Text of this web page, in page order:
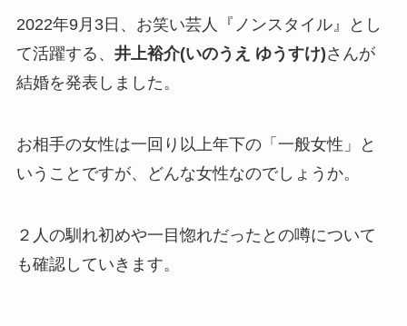
2022年9月3日、お笑い芸人『ノンスタイル』とし
て活躍する、 井上裕介(いのうえ ゆうすけ)さんが
結婚を発表しました。
お相手の女性は一回り以上年下の「一般女性」と
いうことですが、どんな女性なのでしょうか。
２人の馴れ初めや一目惚れだったとの噂について
も確認していきます。